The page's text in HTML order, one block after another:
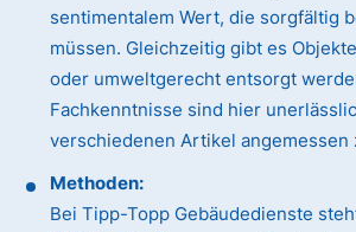
sentimentalem Wert, die sorgfältig
müssen. Gleichzeitig gibt es
oder umweltgerecht entsorgt
Fachkenntnisse sind hier
verschiedenen Artikel angemessen
Methoden:
Bei Tipp-Topp Gebäudedienste